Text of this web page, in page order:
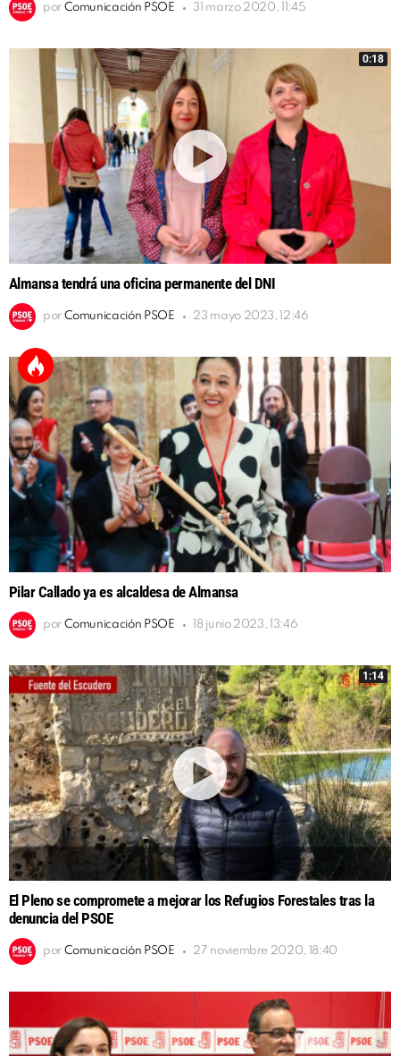
por Comunicación PSOE 31 marzo 2020, 11:45
0:18
Almansa tendrá una oficina permanente del DNI
por Comunicación PSOE 23 mayo 2023, 12:46
Pilar Callado ya es alcaldesa de Almansa
por Comunicación PSOE 18 junio 2023, 13:46
1:14
El Pleno se compromete a mejorar los Refugios Forestales tras la
denuncia del PSOE
por Comunicación PSOE 27 noviembre 2020, 18:40